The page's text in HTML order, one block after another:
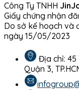
Công Ty TNHH
Giấy chứng nhận
Do sở kế hoạch và
ngày 15/05/2023
Địa chỉ: 45
Quận 3,